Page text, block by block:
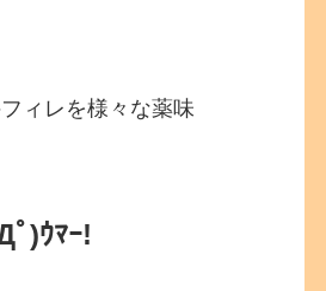
ィレを様々な薬味
ﾟ)ｳﾏｰ!